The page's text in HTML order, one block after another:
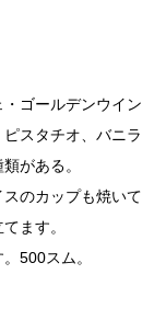
ゴールデンウイン
スタチオ、バニラ
がある。
のカップも焼いて
ます。
500スム。